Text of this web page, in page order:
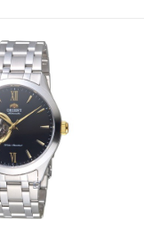
НАЛИЧИИ